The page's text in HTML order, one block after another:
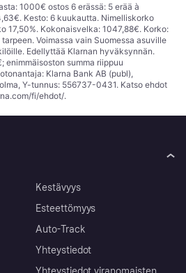
1000€ ostos 6 erässä: 5 erää à
Kesto: 6 kuukautta. Nimelliskorko
17,50%. Kokonaisvelka: 1047,88€. Korko:
Voimassa vain Suomessa asuville
Edellyttää Klarnan hyväksynnän.
enimmäisoston summa riippuu
Klarna Bank AB (publ),
Y-tunnus: 556737-0431. Katso ehdot
fi/ehdot/.
Kestävyys
Esteettömyys
Auto-Track
Yhteystiedot